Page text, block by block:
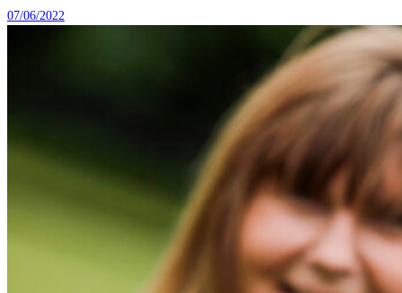
07/06/2022